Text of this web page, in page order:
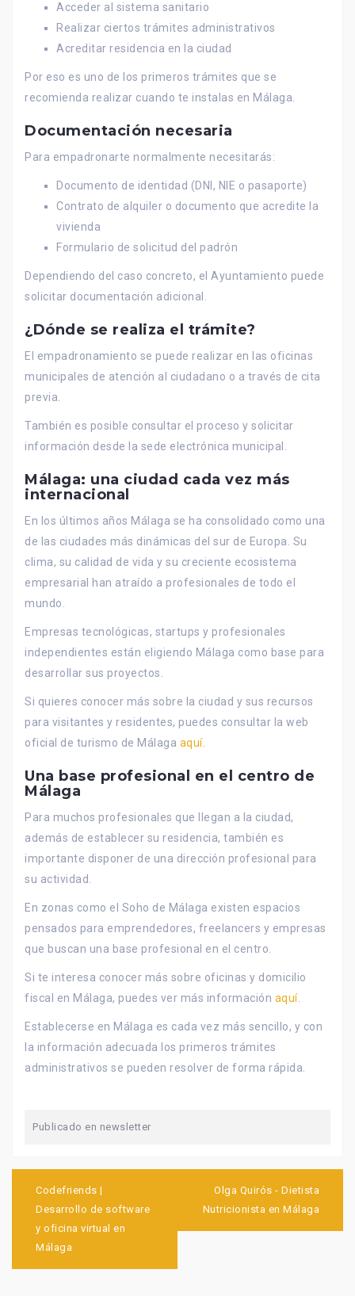
Acceder al sistema sanitario
Realizar ciertos trámites administrativos
Acreditar residencia en la ciudad
Por eso es uno de los primeros trámites que se
recomienda realizar cuando te instalas en Málaga.
Documentación necesaria
Para empadronarte normalmente necesitarás:
Documento de identidad (DNI, NIE o pasaporte)
Contrato de alquiler o documento que acredite la
vivienda
Formulario de solicitud del padrón
Dependiendo del caso concreto, el Ayuntamiento puede
solicitar documentación adicional.
¿Dónde se realiza el trámite?
El empadronamiento se puede realizar en las oficinas
municipales de atención al ciudadano o a través de cita
previa.
También es posible consultar el proceso y solicitar
información desde la sede electrónica municipal.
Málaga: una ciudad cada vez más
internacional
En los últimos años Málaga se ha consolidado como una
de las ciudades más dinámicas del sur de Europa. Su
clima, su calidad de vida y su creciente ecosistema
empresarial han atraído a profesionales de todo el
mundo.
Empresas tecnológicas, startups y profesionales
independientes están eligiendo Málaga como base para
desarrollar sus proyectos.
Si quieres conocer más sobre la ciudad y sus recursos
para visitantes y residentes, puedes consultar la web
oficial de turismo de Málaga aquí.
Una base profesional en el centro de
Málaga
Para muchos profesionales que llegan a la ciudad,
además de establecer su residencia, también es
importante disponer de una dirección profesional para
su actividad.
En zonas como el Soho de Málaga existen espacios
pensados para emprendedores, freelancers y empresas
que buscan una base profesional en el centro.
Si te interesa conocer más sobre oficinas y domicilio
fiscal en Málaga, puedes ver más información aquí.
Establecerse en Málaga es cada vez más sencillo, y con
la información adecuada los primeros trámites
administrativos se pueden resolver de forma rápida.
Publicado en newsletter
entradas
Codefriends |
Desarrollo de software
y oficina virtual en
Málaga
Olga Quirós - Dietista
Nutricionista en Málaga